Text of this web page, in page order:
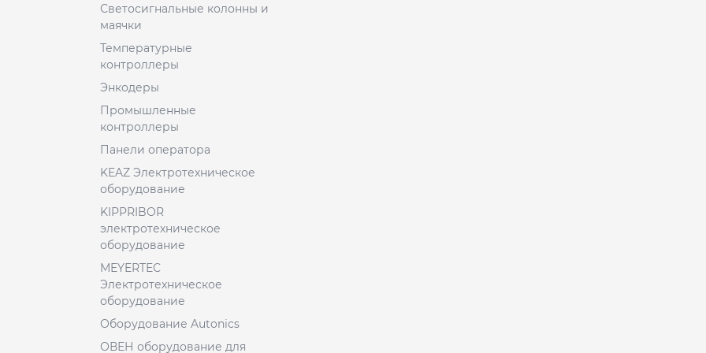
Светосигнальные колонны и
маячки
Температурные
контроллеры
Энкодеры
Промышленные
контроллеры
Панели оператора
KEAZ Электротехническое
оборудование
KIPPRIBOR
электротехническое
оборудование
MEYERTEC
Электротехническое
оборудование
Оборудование Autonics
ОВЕН оборудование для